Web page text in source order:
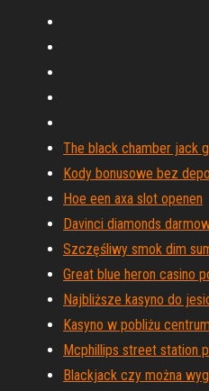
The black chamber jack
Kody bonusowe bez
Hoe een axa slot openen
Davinci diamonds
Szczęśliwy smok dim
Great blue heron casino
Najbliższe kasyno do
Kasyno w pobliżu
Mcphillips street station
Blackjack czy można